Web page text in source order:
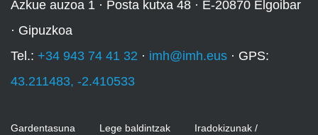
Azkue auzoa 1 · Posta kutxa 48 · E-20870 Elgoibar
· Gipuzkoa
Tel.: +34 943 74 41 32 · imh@imh.eus · GPS:
43.211483, -2.410533
Gardentasuna Lege baldintzak
Iradokizunak /